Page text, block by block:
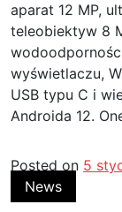
aparat 12 MP,
teleobiektyw 8
wyświetlaczu,
USB typu C i
Androida 12.
Posted on 5
News